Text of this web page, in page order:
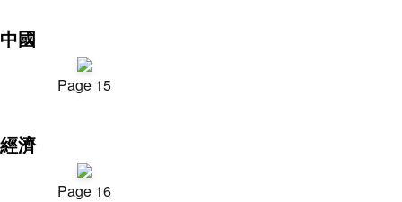
中國
Page 15
經濟
Page 16